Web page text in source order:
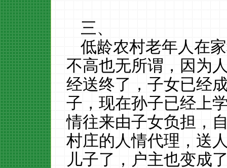
三、
低龄农村老年人在
不高也无所谓，因为
经送终了，子女已经
子，现在孙子已经上
情往来由子女负担，
村庄的人情代理，送
儿子了，户主也变成